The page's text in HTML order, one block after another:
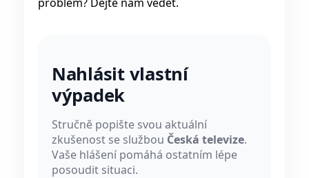
Nahlásit vlastní
výpadek
Stručně popište svou aktuální
zkušenost se službou Česká televize.
Vaše hlášení pomáhá ostatním lépe
posoudit situaci.